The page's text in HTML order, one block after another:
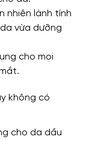
nhiên lành tính
vừa dưỡng
cho mọi
không có